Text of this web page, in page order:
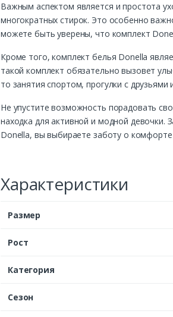
Важным аспектом является и простота
многократных стирок. Это особенно
можете быть уверены, что комплект
Кроме того, комплект белья Donella
такой комплект обязательно вызовет
то занятия спортом, прогулки с
Не упустите возможность порадовать
находка для активной и модной девочки.
Donella, вы выбираете заботу о
Характеристики
Размер
Рост
Категория
Сезон